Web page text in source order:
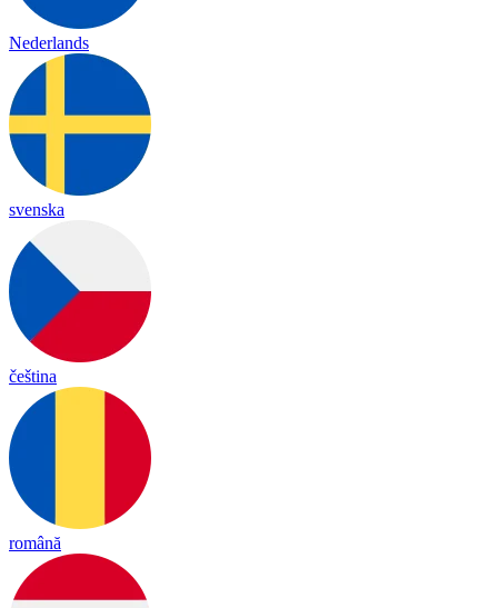
Nederlands
svenska
čeština
română